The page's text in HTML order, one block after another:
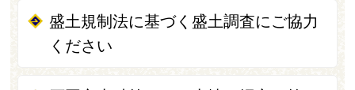
盛土規制法に基づく盛土調査にご協力
ください